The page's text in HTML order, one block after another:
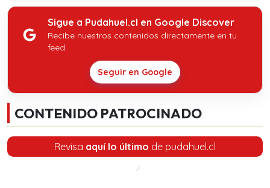
Sigue a Pudahuel.cl en Google Discover
Recibe nuestros contenidos directamente en tu
feed.
Seguir en Google
CONTENIDO PATROCINADO
Revisa aquí lo último de pudahuel.cl